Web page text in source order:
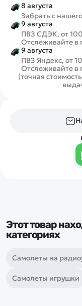
8 августа
Забрать с
9 августа
ПВЗ СДЭК, от
Отслеживайте в
9 августа
ПВЗ Яндекс, от
Отслеживайте в
(точная
Этот товар
категориях
Самолеты на
Самолеты игрушки